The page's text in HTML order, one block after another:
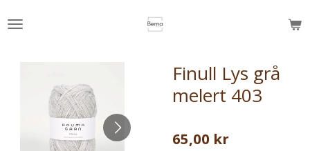
till
Finull Lys grå
melert 403
65,00 kr